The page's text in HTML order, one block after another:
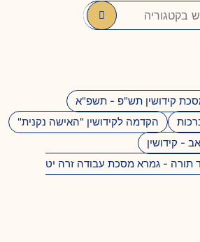
קידושין תש"פ - תשפ"א
הקדמה לקידושין "האישה נקנית"
- קידושין
תורה - גמרא מסכת עבודה זרה יט